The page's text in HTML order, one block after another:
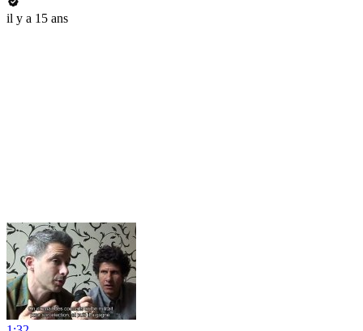
il y a 15 ans